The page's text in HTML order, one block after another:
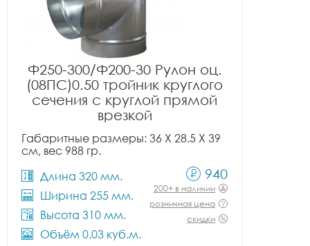
Ф250-300/Ф200-30 Рулон оц.
(08ПС)0.50 тройник круглого
сечения с круглой прямой
врезкой
Габаритные размеры: 36 X 28.5 X 39
см, вес 988 гр.
Длина 320 мм.
Ширина 255 мм.
Высота 310 мм.
Объём 0.03 куб.м.
940
200+ в наличии
розничная цена
скидки